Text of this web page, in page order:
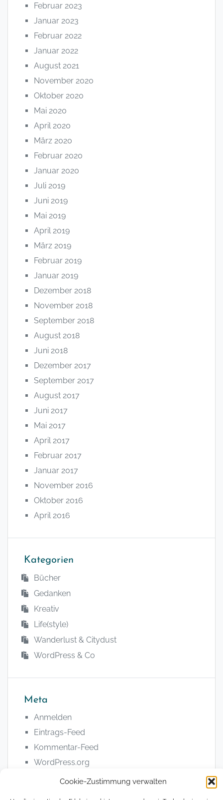
Cookie-Zustimmung verwalten
Februar 2023
Januar 2023
Februar 2022
Januar 2022
August 2021
November 2020
Oktober 2020
Mai 2020
April 2020
März 2020
Februar 2020
Januar 2020
Juli 2019
Juni 2019
Mai 2019
April 2019
März 2019
Februar 2019
Januar 2019
Dezember 2018
November 2018
September 2018
August 2018
Juni 2018
Dezember 2017
September 2017
August 2017
Juni 2017
Mai 2017
April 2017
Februar 2017
Januar 2017
November 2016
Oktober 2016
April 2016
Kategorien
Bücher
Gedanken
Kreativ
Life(style)
Wanderlust & Citydust
WordPress & Co
Meta
Anmelden
Eintrags-Feed
Kommentar-Feed
WordPress.org